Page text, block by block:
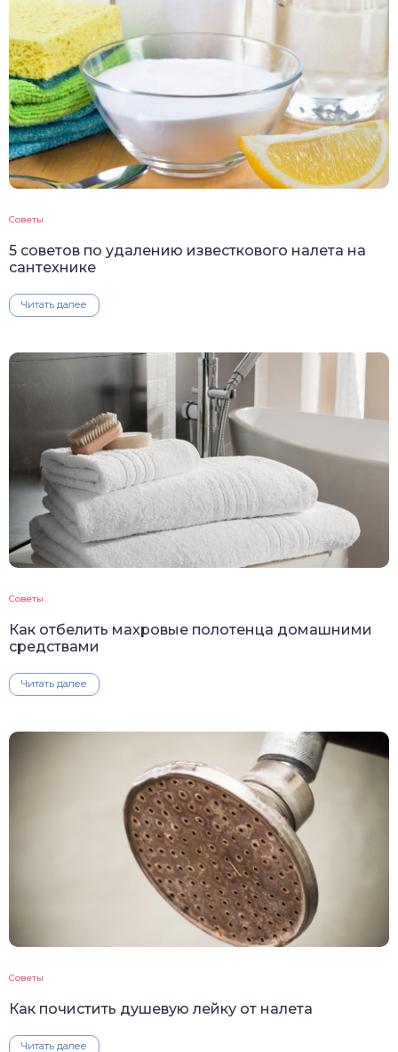
Советы
5 советов по удалению известкового налета на
сантехнике
Читать далее
Советы
Как отбелить махровые полотенца домашними
средствами
Читать далее
Советы
Как почистить душевую лейку от налета
Читать далее